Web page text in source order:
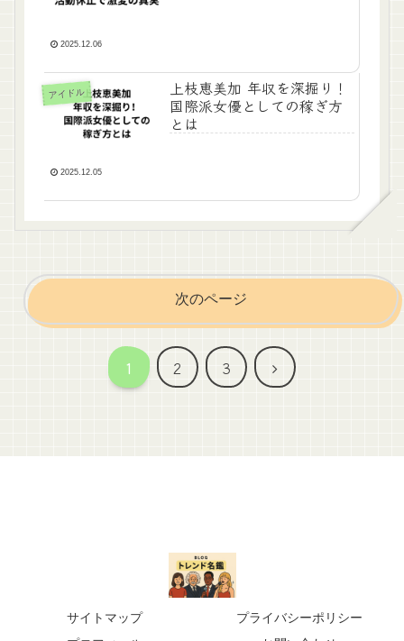
2025.12.06
アイドル
上枝恵美加 年収を深掘り！
国際派女優としての稼ぎ方
とは
2025.12.05
次のページ
1 2 3
次
サイトマップ
プライバシーポリシー